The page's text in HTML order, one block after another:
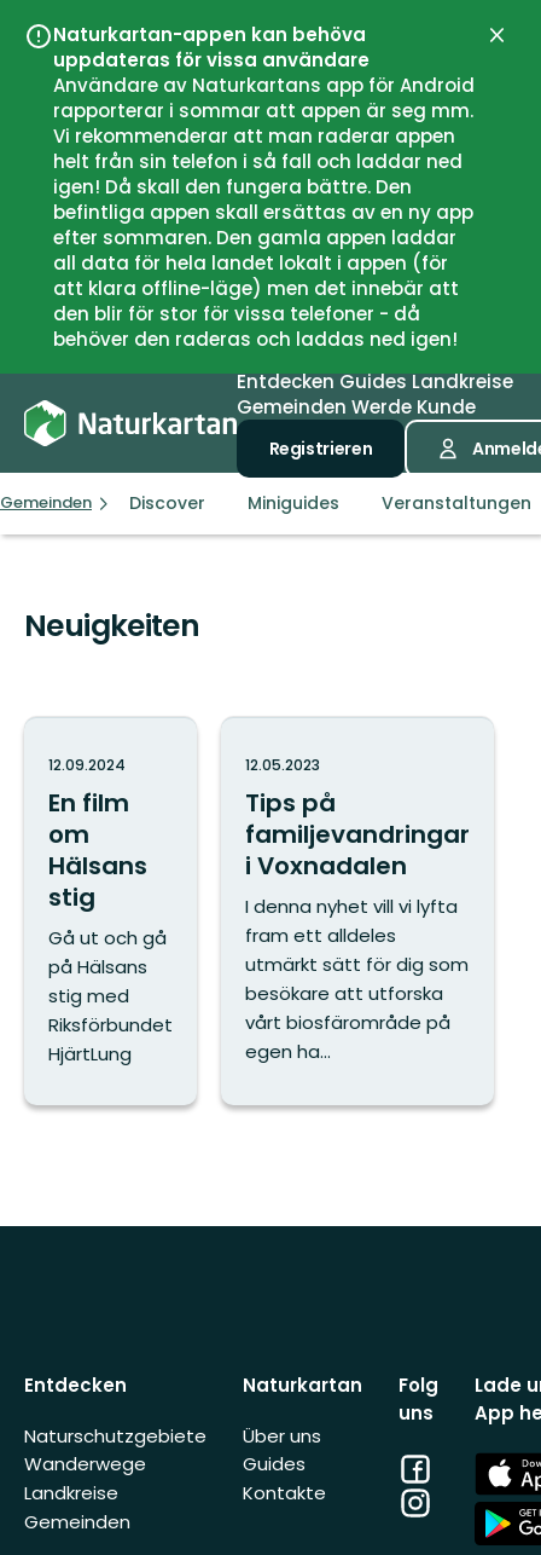
Naturkartan-appen kan behöva
uppdateras för vissa användare
Användare av Naturkartans app för Android
rapporterar i sommar att appen är seg mm.
Vi rekommenderar att man raderar appen
helt från sin telefon i så fall och laddar ned
igen! Då skall den fungera bättre. Den
befintliga appen skall ersättas av en ny app
efter sommaren. Den gamla appen laddar
all data för hela landet lokalt i appen (för
att klara offline-läge) men det innebär att
den blir för stor för vissa telefoner - då
behöver den raderas och laddas ned igen!
EntdeckenGuidesLandkreise
Gemeinden Werde Kunde
Registrieren
Gemeinden Bollnäs
Discover Miniguides Veranstaltungen
Neuigkeiten
En film
om
Hälsans
stig
12.09.2024
Gå ut och gå
på Hälsans
stig med
Riksförbundet
HjärtLung
Tips på
familjevandringar
i Voxnadalen
12.05.2023
I denna nyhet vill vi lyfta
fram ett alldeles
utmärkt sätt för dig som
besökare att utforska
vårt biosfärområde på
egen ha...
Entdecken
Naturschutzgebiete
Wanderwege
Landkreise
Gemeinden
Naturkartan
Über uns
Guides
Kontakte
Folg
uns
Facebook
Instagram
Lade
App
App
Store
App
Store